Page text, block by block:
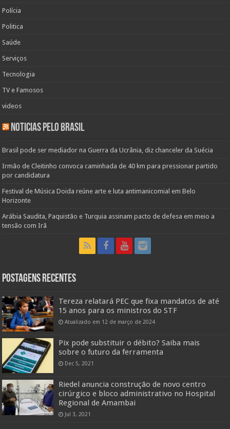
Polícia
Politica
Saúde
Serviços
Tecnologia
TV e Famosos
videos
Noticias pelo Brasil
Brasil pode ser mediador na Guerra da Ucrânia, diz chanceler da Suécia
Irmão de Cleitinho convoca caminhada de 40 km para pressionar partido
por candidatura
Festival de Música Doida reúne arte e luta antimanicomial em Belo
Horizonte
Arábia Saudita, Paquistão e Turquia assinam pacto de defesa em meio a
tensão com Irã
Postagens Recentes
Tereza relatará PEC que fixa mandatos de até
15 anos para os ministros do STF
Atualizado em 12 de março de 2024
Pix pode substituir o débito? Saiba mais
sobre o futuro da ferramenta
Dec 5, 2021
Riedel anuncia construção de novo centro
cirúrgico e bloco administrativo no Hospital
Regional de Amambai
Jul 3, 2021